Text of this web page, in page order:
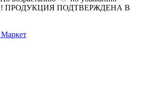
! ПРОДУКЦИЯ ПОДТВЕРЖДЕНА В